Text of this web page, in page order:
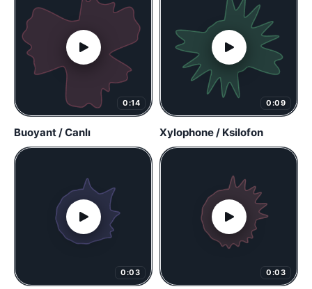
0:14
Buoyant / Canlı
0:09
Xylophone / Ksilofon
0:03 0:03